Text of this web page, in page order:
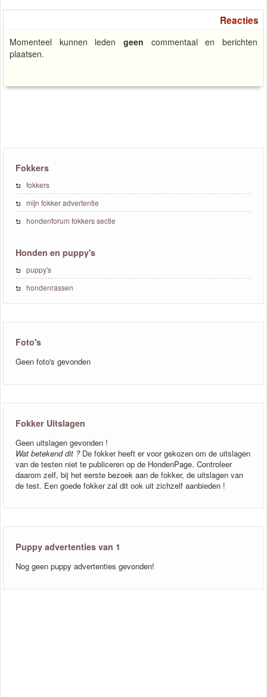
Reacties
Momenteel kunnen leden geen commentaal en berichten
plaatsen.
Fokkers
fokkers
mijn fokker advertentie
hondenforum fokkers sectie
Honden en puppy's
puppy's
hondenrassen
Foto's
Geen foto's gevonden
Fokker Uitslagen
Geen uitslagen gevonden !
Wat betekend dit ?De fokker heeft er voor gekozen om de uitslagen
van de testen niet te publiceren op de HondenPage. Controleer
daarom zelf, bij het eerste bezoek aan de fokker, de uitslagen van
de test. Een goede fokker zal dit ook uit zichzelf aanbieden !
Puppy advertenties van 1
Nog geen puppy advertenties gevonden!